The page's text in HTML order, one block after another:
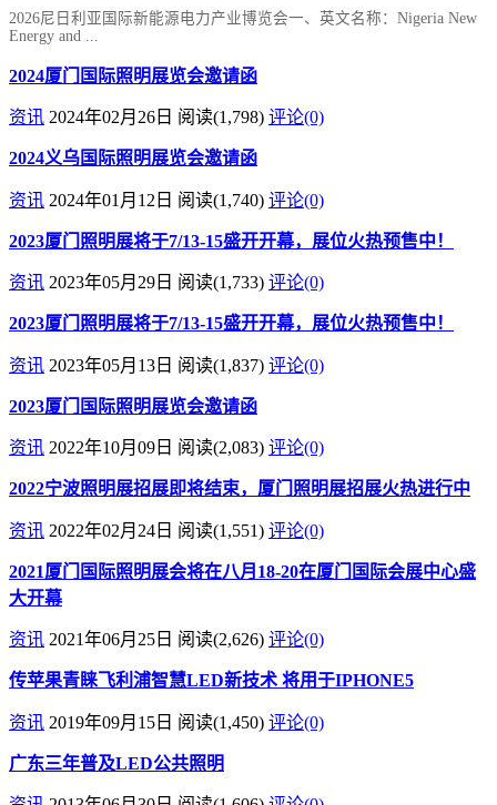
2026尼日利亚国际新能源电力产业博览会一、英文名称：Nigeria New
Energy and ...
2024厦门国际照明展览会邀请函
资讯 2024年02月26日 阅读(1,798) 评论(0)
2024义乌国际照明展览会邀请函
资讯 2024年01月12日 阅读(1,740) 评论(0)
2023厦门照明展将于7/13-15盛开开幕，展位火热预售中！
资讯 2023年05月29日 阅读(1,733) 评论(0)
2023厦门照明展将于7/13-15盛开开幕，展位火热预售中！
资讯 2023年05月13日 阅读(1,837) 评论(0)
2023厦门国际照明展览会邀请函
资讯 2022年10月09日 阅读(2,083) 评论(0)
2022宁波照明展招展即将结束，厦门照明展招展火热进行中
资讯 2022年02月24日 阅读(1,551) 评论(0)
2021厦门国际照明展会将在八月18-20在厦门国际会展中心盛
大开幕
资讯 2021年06月25日 阅读(2,626) 评论(0)
传苹果青睐飞利浦智慧LED新技术 将用于IPHONE5
资讯 2019年09月15日 阅读(1,450) 评论(0)
广东三年普及LED公共照明